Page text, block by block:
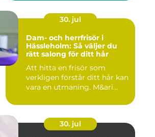
30. jul
Dam- och herrfrisör i
Hässleholm: Så väljer du
rätt salong för ditt hår
Att hitta en frisör som
verkligen förstår ditt hår kan
vara en utmaning. M&ari...
30. jul